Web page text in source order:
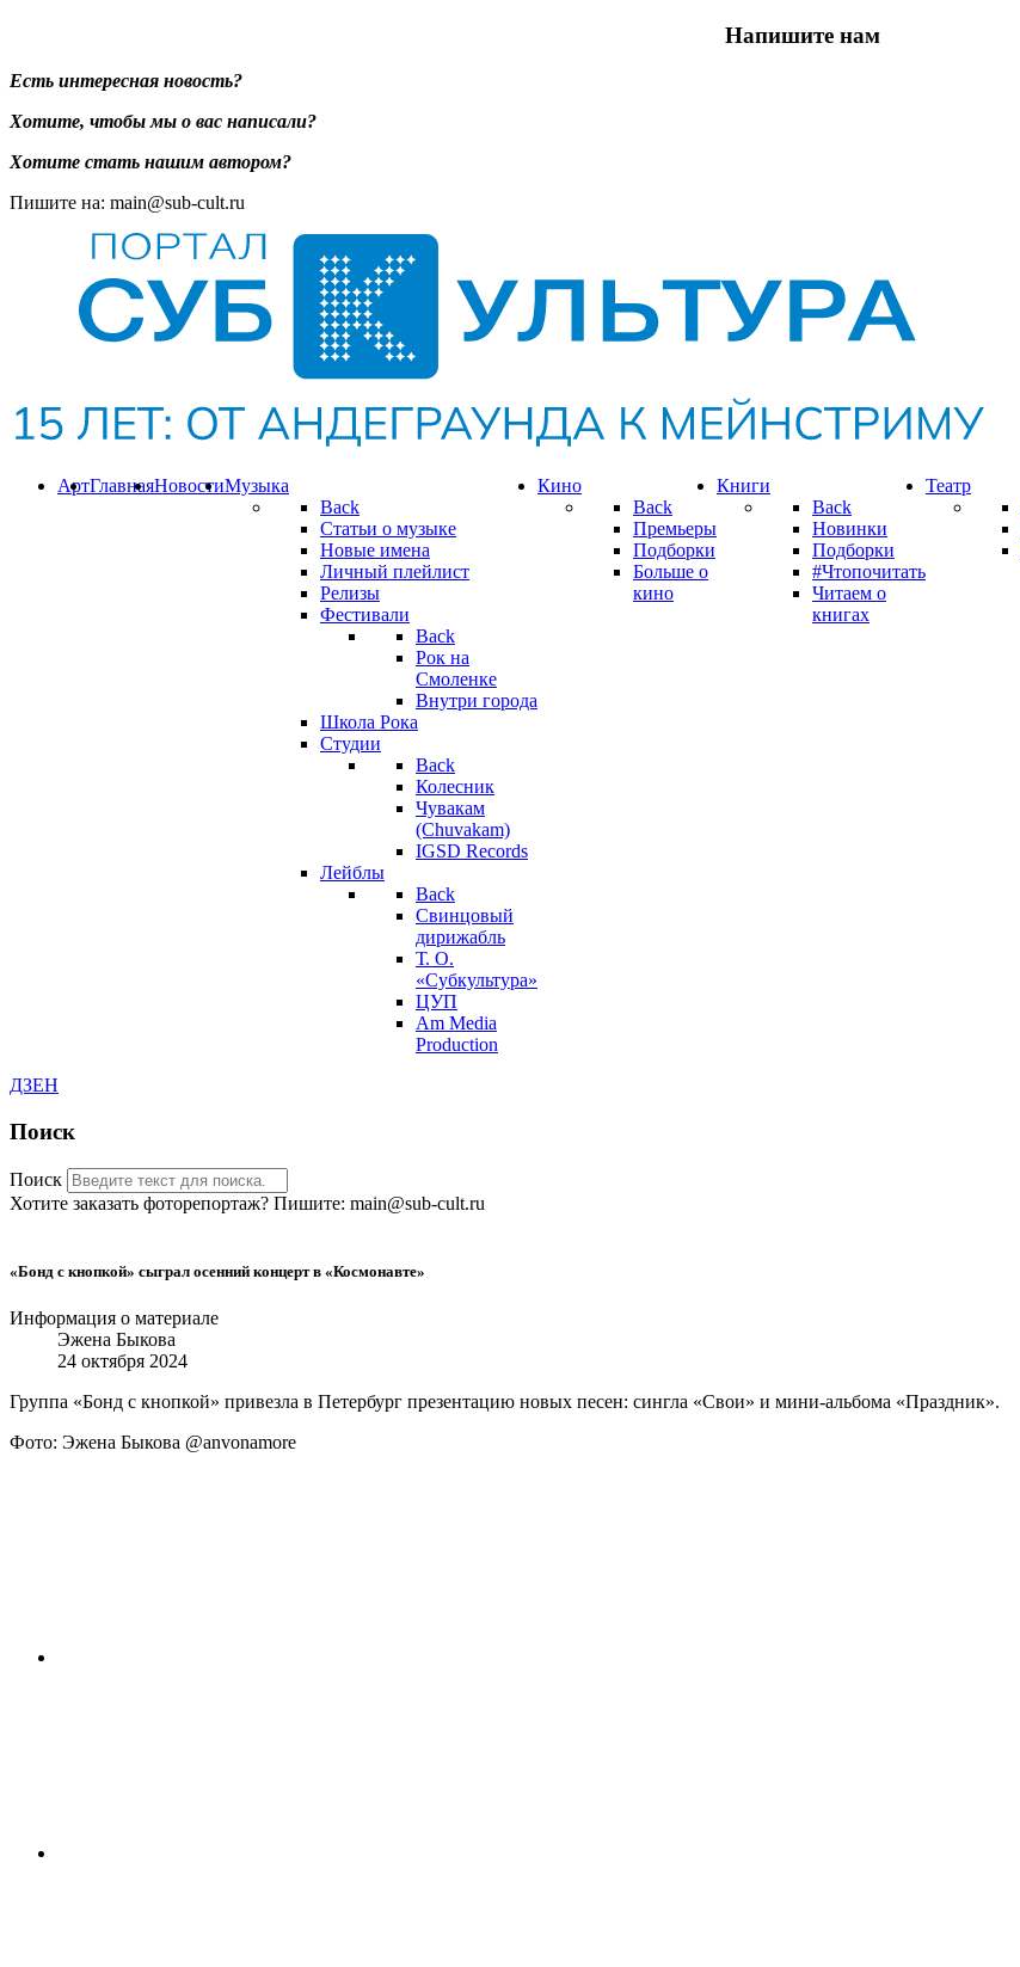
Напишите нам
Есть интересная новость?
Хотите, чтобы мы о вас написали?
Хотите стать нашим автором?
Пишите на: main@sub-cult.ru
Музыка
Back
Статьи о музыке
Новые имена
Личный плейлист
Релизы
Фестивали
Back
Рок на
Смоленке
Внутри города
Школа Рока
Студии
Back
Колесник
Чувакам
(Chuvakam)
IGSD Records
Лейблы
Back
Свинцовый
дирижабль
Т. О.
«Субкультура»
ЦУП
Am Media
Production
Кино
Back
Премьеры
Подборки
Больше о
кино
Книги
Back
Новинки
Подборки
#Чтопочитать
Читаем о
книгах
Театр
Новости
Главная
Арт
ДЗЕН
Поиск
Поиск
Хотите заказать фоторепортаж? Пишите: main@sub-cult.ru
«Бонд с кнопкой» сыграл осенний концерт в «Космонавте»
Информация о материале
Эжена Быкова
24 октября 2024
Группа «Бонд с кнопкой» привезла в Петербург презентацию новых песен: сингла «Свои» и мини-альбома «Праздник».
Фото: Эжена Быкова @anvonamore